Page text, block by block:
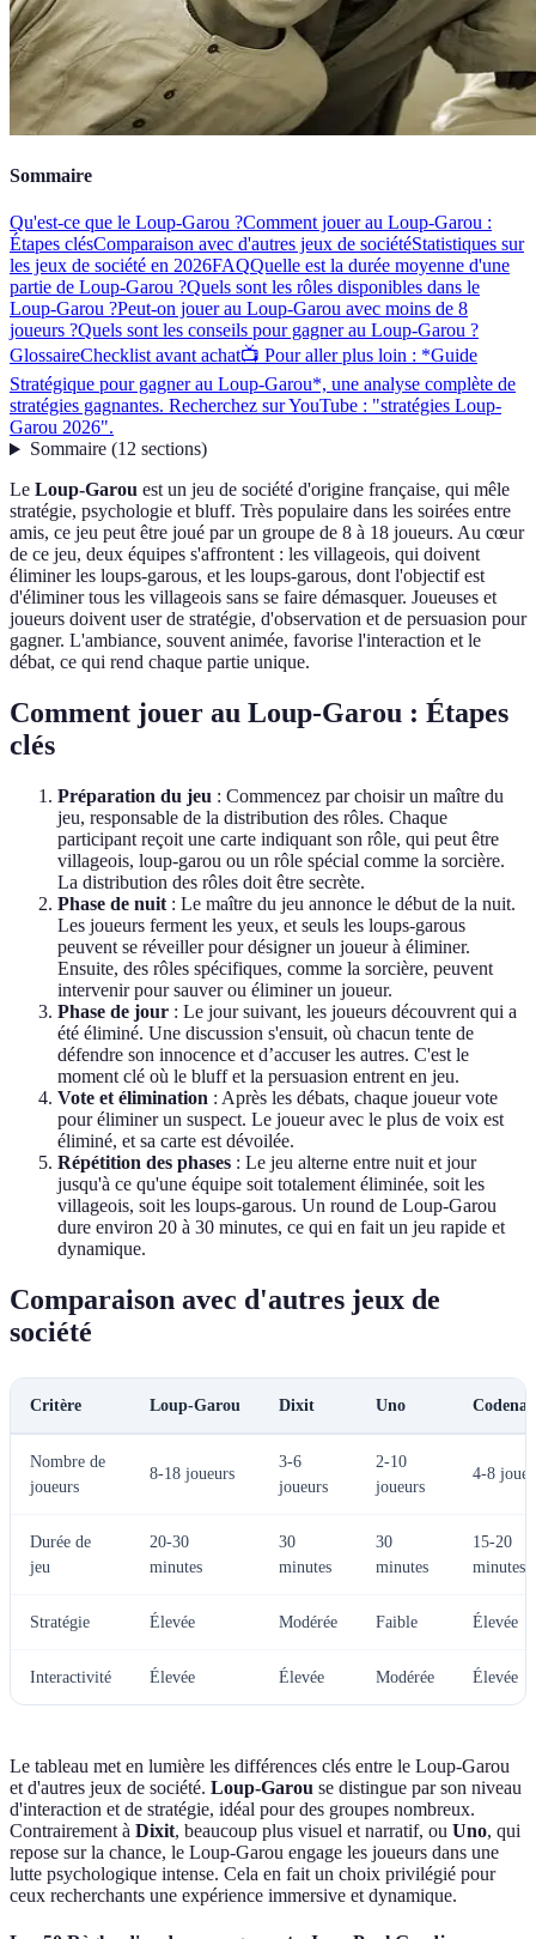
Sommaire
Qu'est-ce que le Loup-Garou ?Comment jouer au Loup-Garou :
Étapes clésComparaison avec d'autres jeux de sociétéStatistiques sur
les jeux de société en 2026FAQQuelle est la durée moyenne d'une
partie de Loup-Garou ?Quels sont les rôles disponibles dans le
Loup-Garou ?Peut-on jouer au Loup-Garou avec moins de 8
joueurs ?Quels sont les conseils pour gagner au Loup-Garou ?
GlossaireChecklist avant achat📺 Pour aller plus loin : *Guide
Stratégique pour gagner au Loup-Garou*, une analyse complète de
stratégies gagnantes. Recherchez sur YouTube : "stratégies Loup-
Garou 2026".
Sommaire(12 sections)
Le Loup-Garou est un jeu de société d'origine française, qui mêle
stratégie, psychologie et bluff. Très populaire dans les soirées entre
amis, ce jeu peut être joué par un groupe de 8 à 18 joueurs. Au cœur
de ce jeu, deux équipes s'affrontent : les villageois, qui doivent
éliminer les loups-garous, et les loups-garous, dont l'objectif est
d'éliminer tous les villageois sans se faire démasquer. Joueuses et
joueurs doivent user de stratégie, d'observation et de persuasion pour
gagner. L'ambiance, souvent animée, favorise l'interaction et le
débat, ce qui rend chaque partie unique.
Comment jouer au Loup-Garou : Étapes
clés
Préparation du jeu : Commencez par choisir un maître du
jeu, responsable de la distribution des rôles. Chaque
participant reçoit une carte indiquant son rôle, qui peut être
villageois, loup-garou ou un rôle spécial comme la sorcière.
La distribution des rôles doit être secrète.
Phase de nuit : Le maître du jeu annonce le début de la nuit.
Les joueurs ferment les yeux, et seuls les loups-garous
peuvent se réveiller pour désigner un joueur à éliminer.
Ensuite, des rôles spécifiques, comme la sorcière, peuvent
intervenir pour sauver ou éliminer un joueur.
Phase de jour : Le jour suivant, les joueurs découvrent qui a
été éliminé. Une discussion s'ensuit, où chacun tente de
défendre son innocence et d’accuser les autres. C'est le
moment clé où le bluff et la persuasion entrent en jeu.
Vote et élimination : Après les débats, chaque joueur vote
pour éliminer un suspect. Le joueur avec le plus de voix est
éliminé, et sa carte est dévoilée.
Répétition des phases : Le jeu alterne entre nuit et jour
jusqu'à ce qu'une équipe soit totalement éliminée, soit les
villageois, soit les loups-garous. Un round de Loup-Garou
dure environ 20 à 30 minutes, ce qui en fait un jeu rapide et
dynamique.
Comparaison avec d'autres jeux de
société
Critère Loup-Garou Dixit Uno
Nombre de
joueurs
8-18 joueurs
3-6
joueurs
2-10
joueurs
4-8
Durée de
jeu
20-30
minutes
30
minutes
30
minutes
15-20
minutes
Stratégie Élevée Modérée Faible Élevée
Interactivité Élevée Élevée Modérée Élevée
Le tableau met en lumière les différences clés entre le Loup-Garou
et d'autres jeux de société. Loup-Garou se distingue par son niveau
d'interaction et de stratégie, idéal pour des groupes nombreux.
Contrairement à Dixit, beaucoup plus visuel et narratif, ou Uno, qui
repose sur la chance, le Loup-Garou engage les joueurs dans une
lutte psychologique intense. Cela en fait un choix privilégié pour
ceux recherchants une expérience immersive et dynamique.